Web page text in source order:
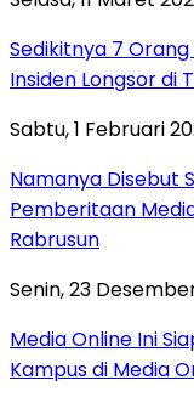
Sedikitnya 7
Insiden Longsor di
Sabtu, 1 Februari
Namanya Disebut
Pemberitaan
Rabrusun
Senin, 23
Media Online Ini
Kampus di Media